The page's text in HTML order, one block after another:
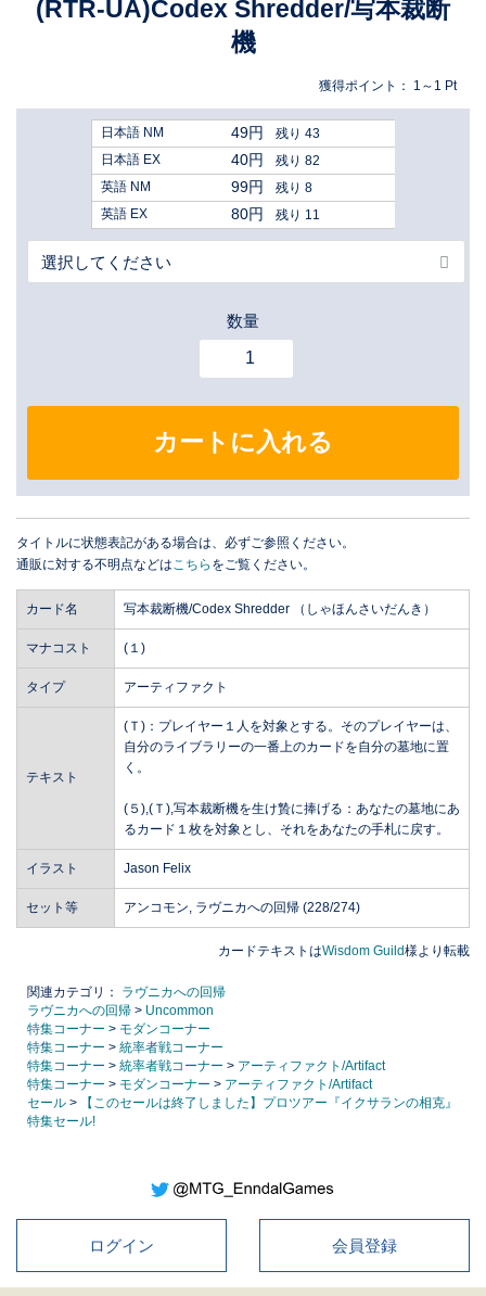
(RTR-UA)Codex Shredder/写本裁断
機
獲得ポイント： 1～1 Pt
日本語 NM 49円
残り 43
日本語 EX
40円
残り 82
英語 NM
99円
残り 8
英語 EX
80円 残り 11
数量
カートに入れる
タイトルに状態表記がある場合は、必ずご参照ください。
通販に対する不明点などは こちら をご覧ください。
カード名 写本裁断機/Codex Shredder （しゃほんさいだんき）
マナコスト (１)
タイプ アーティファクト
テキスト
(Ｔ)：プレイヤー１人を対象とする。そのプレイヤーは、
自分のライブラリーの一番上のカードを自分の墓地に置
く。
(５),(Ｔ),写本裁断機を生け贄に捧げる：あなたの墓地にあ
るカード１枚を対象とし、それをあなたの手札に戻す。
イラスト Jason Felix
セット等 アンコモン, ラヴニカへの回帰 (228/274)
カードテキストはWisdom Guild様より転載
関連カテゴリ：
ラヴニカへの回帰
ラヴニカへの回帰 > Uncommon
特集コーナー > モダンコーナー
特集コーナー > 統率者戦コーナー
特集コーナー > 統率者戦コーナー > アーティファクト/Artifact
特集コーナー > モダンコーナー > アーティファクト/Artifact
セール >
【このセールは終了しました】プロツアー『イクサランの相克』
特集セール!
ログイン 会員登録